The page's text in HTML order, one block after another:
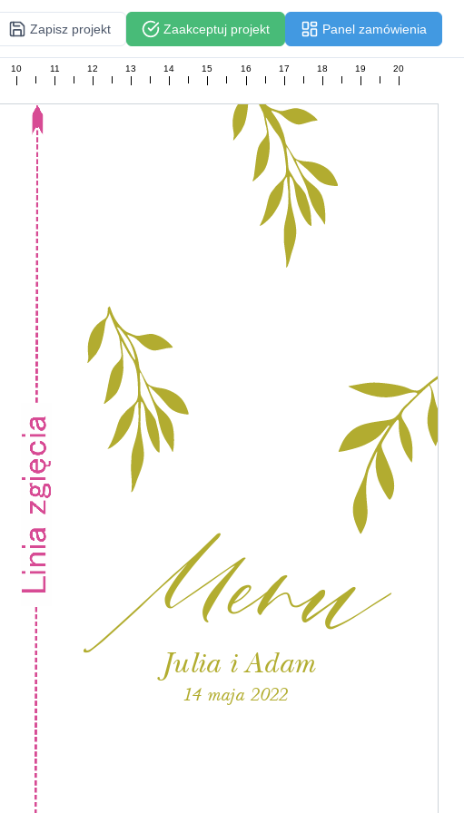
Zapisz projekt Zaakceptuj projekt Panel zamówienia
10 11 12 13 14 15 16 17 18 19 20